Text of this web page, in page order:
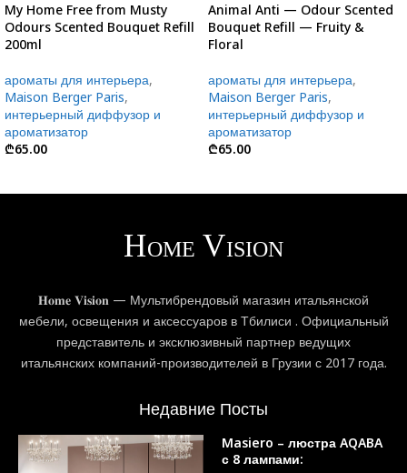
My Home Free from Musty
Odours Scented Bouquet Refill
200ml
ароматы для интерьера,
Maison Berger Paris,
интерьерный диффузор и
ароматизатор
₾65.00
Animal Anti — Odour Scented
Bouquet Refill — Fruity &
Floral
ароматы для интерьера,
Maison Berger Paris,
интерьерный диффузор и
ароматизатор
₾65.00
𝐇𝐨𝐦𝐞 𝐕𝐢𝐬𝐢𝐨𝐧 — Мультибрендовый магазин итальянской
мебели, освещения и аксессуаров в Тбилиси . Официальный
представитель и эксклюзивный партнер ведущих
итальянских компаний-производителей в Грузии с 2017 года.
Недавние Посты
Masiero – люстра AQABA
с 8 лампами: